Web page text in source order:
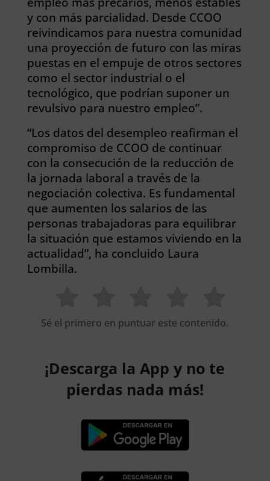
y con más parcialidad. Desde CCOO
reivindicamos para nuestra comunidad
una proyección de futuro con las miras
puestas en el empuje de otros sectores
como el sector industrial o el
tecnológico, que podrían suponer un
revulsivo para nuestro empleo”.
“Los datos del desempleo reafirman el
compromiso de CCOO de continuar
con la consecución de la reducción de
la jornada laboral a través de la
negociación colectiva. Es fundamental
que aumenten los salarios de las
personas trabajadoras para equilibrar
la situación que estamos viviendo en la
actualidad”, ha concluido Laura
Lombilla.
Sé el primero en puntuar este contenido.
¡Descarga la App y no te
pierdas nada más!